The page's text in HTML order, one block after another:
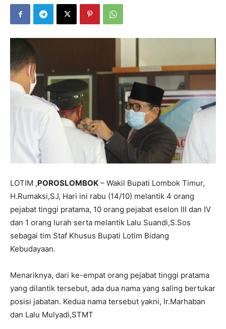
LOTIM ,POROSLOMBOK – Wakil Bupati Lombok Timur,
H.Rumaksi,SJ, Hari ini rabu (14/10) melantik 4 orang
pejabat tinggi pratama, 10 orang pejabat eselon III dan IV
dan 1 orang lurah serta melantik Lalu Suandi,S.Sos
sebagai tim Staf Khusus Bupati Lotim Bidang
Kebudayaan.
Menariknya, dari ke-empat orang pejabat tinggi pratama
yang dilantik tersebut, ada dua nama yang saling bertukar
posisi jabatan. Kedua nama tersebut yakni, Ir.Marhaban
dan Lalu Mulyadi,STMT